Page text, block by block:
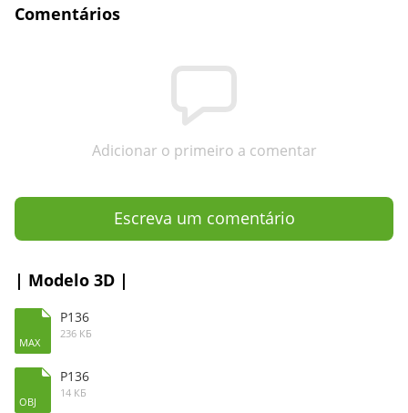
Comentários
Adicionar o primeiro a comentar
Escreva um comentário
| Modelo 3D |
MAX
P136
236 КБ
OBJ
P136
14 КБ